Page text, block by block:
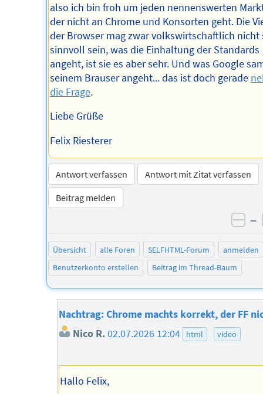
also ich bin froh um jeden nennenswerten
der nicht an Chrome und Konsorten geht. Die
der Browser mag zwar volkswirtschaftlich nicht
sinnvoll sein, was die Einhaltung der Standards
angeht, ist sie es aber sehr. Und was Google
seinem Brauser angeht... das ist doch gerade
die Frage.
Liebe Grüße
Felix Riesterer
Antwort verfassen
Antwort mit Zitat verfassen
Beitrag melden
–
Übersicht alle Foren SELFHTML-Forum
anmelden
Benutzerkonto erstellen
Beitrag im Thread-Baum
Nachtrag: Chrome machts korrekt, der FF
Nico R. 02.07.2026 12:04 html video
Hallo Felix,